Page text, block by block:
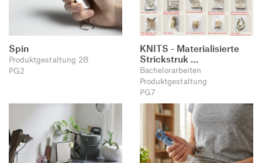
Spin
Produktgestaltung 2B
PG2
KNITS - Materialisierte
Strickstruk …
Bachelorarbeiten
Produktgestaltung
PG7